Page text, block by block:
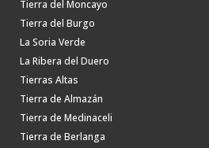
Tierra del Moncayo
Tierra del Burgo
La Soria Verde
La Ribera del Duero
Tierras Altas
Tierra de Almazán
Tierra de Medinaceli
Tierra de Berlanga